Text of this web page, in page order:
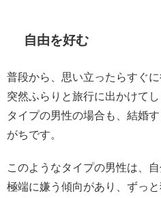
自由を好む
普段から、思い立ったらすぐ
突然ふらりと旅行に出かけて
タイプの男性の場合も、結婚
がちです。
このようなタイプの男性は、
極端に嫌う傾向があり、ずっ